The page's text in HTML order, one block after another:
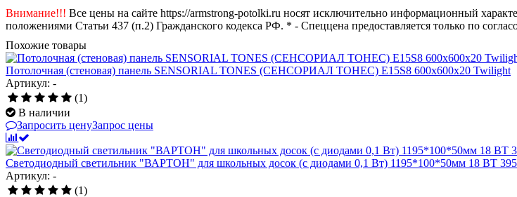
Внимание!!! Все цены на сайте https://armstrong-potolki.ru носят исключительно информационный
положениями Статьи 437 (п.2) Гражданского кодекса РФ. * - Спеццена предоставляется только по
Похожие товары
Потолочная (стеновая) панель SENSORIAL TONES (СЕНСОРИАЛ ТОНЕС) E15S8 600x600x20 Twilight
Артикул: -
(1)
В наличии
Запросить ценуЗапрос цены
Светодиодный светильник "ВАРТОН" для школьных досок (с диодами 0,1 Вт) 1195*100*50мм 18 ВТ
Артикул: -
(1)